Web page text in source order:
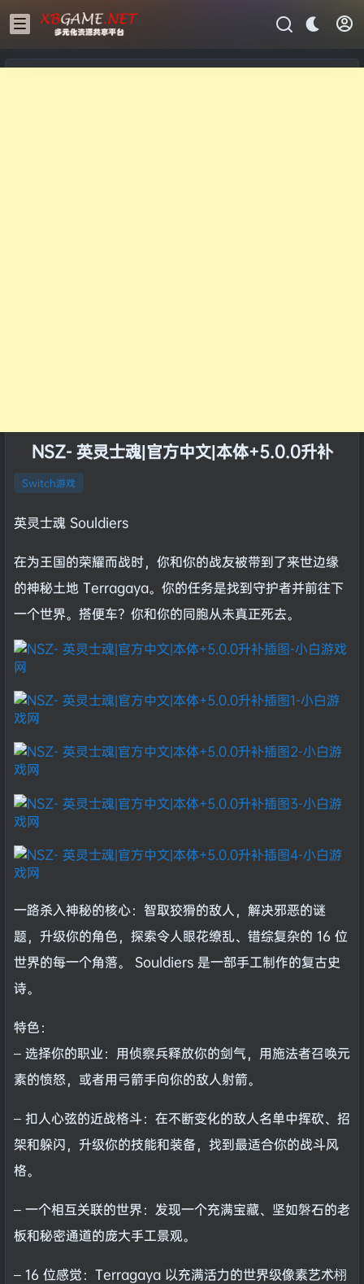
NSZ- 英灵士魂|官方中文|本体+5.0.0升补
Switch游戏
英灵士魂 Souldiers
在为王国的荣耀而战时，你和你的战友被带到了来世边缘
的神秘土地 Terragaya。你的任务是找到守护者并前往下
一个世界。搭便车？你和你的同胞从未真正死去。
一路杀入神秘的核心：智取狡猾的敌人，解决邪恶的谜
题，升级你的角色，探索令人眼花缭乱、错综复杂的 16 位
世界的每一个角落。 Souldiers 是一部手工制作的复古史
诗。
特色：
– 选择你的职业：用侦察兵释放你的剑气，用施法者召唤元
素的愤怒，或者用弓箭手向你的敌人射箭。
– 扣人心弦的近战格斗：在不断变化的敌人名单中挥砍、招
架和躲闪，升级你的技能和装备，找到最适合你的战斗风
格。
– 一个相互关联的世界：发现一个充满宝藏、坚如磐石的老
板和秘密通道的庞大手工景观。
– 16 位感觉：Terragaya 以充满活力的世界级像素艺术栩